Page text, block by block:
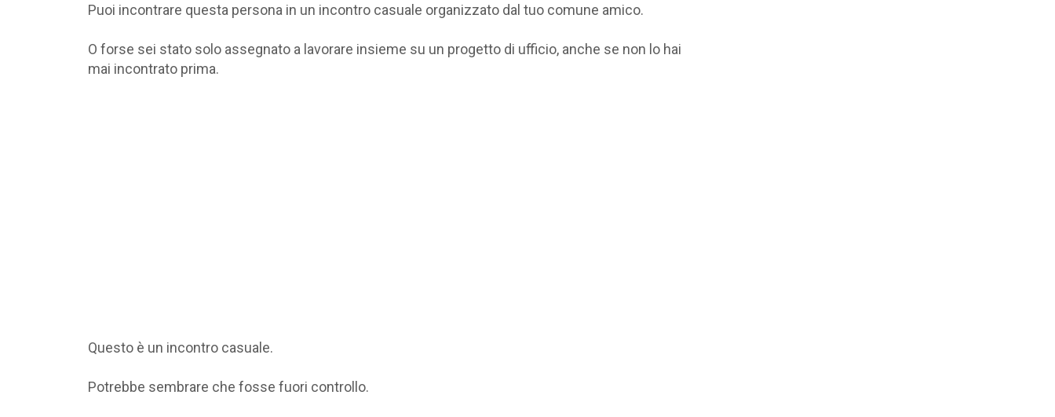
Puoi incontrare questa persona in un incontro casuale organizzato dal tuo comune amico.
O forse sei stato solo assegnato a lavorare insieme su un progetto di ufficio, anche se non lo hai
mai incontrato prima.
Questo è un incontro casuale.
Potrebbe sembrare che fosse fuori controllo.